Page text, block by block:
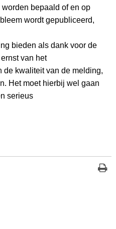
bepaald of en op
wordt gepubliceerd,
bieden als dank voor de
van het
de kwaliteit van de melding,
Het moet hierbij wel gaan
serieus